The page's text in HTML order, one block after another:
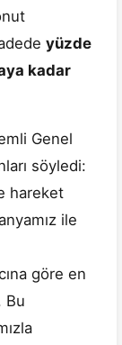
yüzde
kadar
Genel
söyledi:
hareket
ile
göre en
Bu